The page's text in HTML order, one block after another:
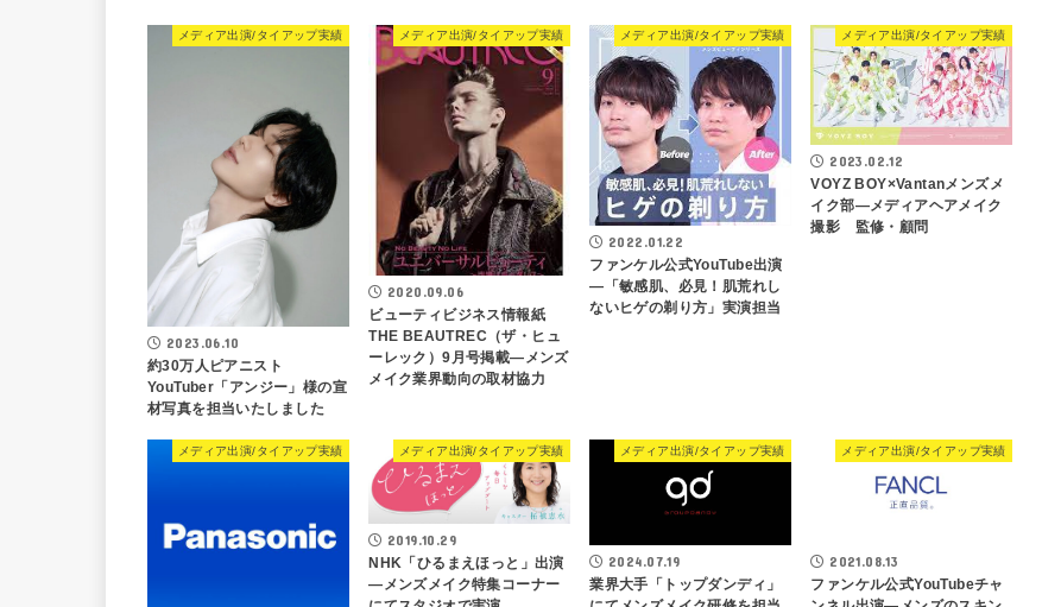
メディア出演/タイアップ実績
2023.06.10
約30万人ピアニスト
YouTuber「アンジー」様の宣
材写真を担当いたしました
メディア出演/タイアップ実績
2020.09.06
ビューティビジネス情報紙
THE BEAUTREC（ザ・ヒュ
ーレック）9月号掲載―メンズ
メイク業界動向の取材協力
メディア出演/タイアップ実績
2022.01.22
ファンケル公式YouTube出演
―「敏感肌、必見！肌荒れし
ないヒゲの剃り方」実演担当
メディア出演/タイアップ実績
2023.02.12
VOYZ BOY×Vantanメンズメ
イク部―メディアヘアメイク
撮影 監修・顧問
メディア出演/タイアップ実績 メディア出演/タイアップ実績
2019.10.29
NHK「ひるまえほっと」出演
―メンズメイク特集コーナー
メディア出演/タイアップ実績
2024.07.19
業界大手「トップダンディ」
メディア出演/タイアップ実績
2021.08.13
ファンケル公式YouTubeチャ